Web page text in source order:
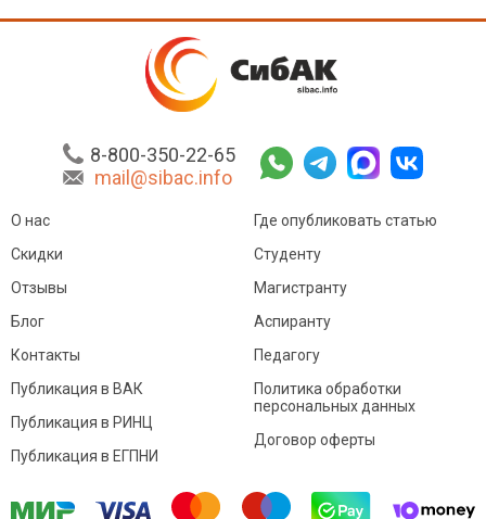
8-800-350-22-65
mail@sibac.info
О нас
Скидки
Отзывы
Блог
Контакты
Где опубликовать статью
Студенту
Магистранту
Аспиранту
Педагогу
Публикация в ВАК
Публикация в РИНЦ
Публикация в ЕГПНИ
Политика обработки
персональных данных
Договор оферты